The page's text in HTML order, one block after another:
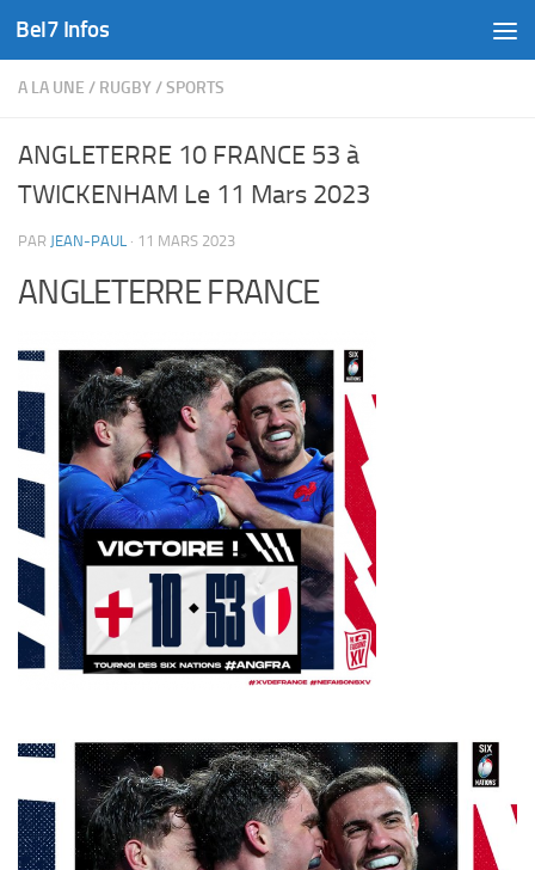
Skip to content
Bel7 Infos
A LA UNE / RUGBY/SPORTS
ANGLETERRE 10 FRANCE 53 à
TWICKENHAM Le 11 Mars 2023
PAR JEAN-PAUL · 11 MARS 2023
ANGLETERRE FRANCE